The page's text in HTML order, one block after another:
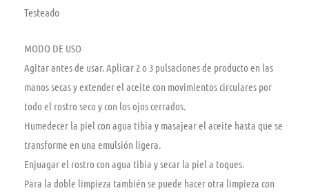
Testeado
MODO DE USO
Agitar antes de usar. Aplicar 2 o 3 pulsaciones de producto en las
manos secas y extender el aceite con movimientos circulares por
todo el rostro seco y con los ojos cerrados.
Humedecer la piel con agua tibia y masajear el aceite hasta que se
transforme en una emulsión ligera.
Enjuagar el rostro con agua tibia y secar la piel a toques.
Para la doble limpieza también se puede hacer otra limpieza con